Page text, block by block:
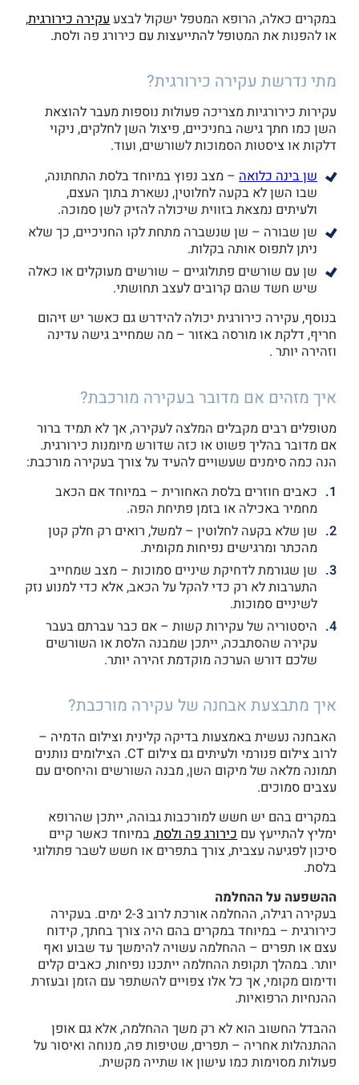
במקרים כאלה, הרופא המטפל ישקול לבצעעקירה כירורגית,
או להפנות את המטופל להתייעצות עם כירורג פה ולסת.
מתי נדרשת עקירה כירורגית?
עקירות כירורגיות מצריכה פעולות נוספות מעבר להוצאת
השן כמו חתך גישה בחניכיים, פיצול השן לחלקים, ניקוי
דלקות או ציסטות הסמוכות לשורשים, ועוד.
שן בינה כלואה – מצב נפוץ במיוחד בלסת התחתונה,
שבו השן לא בקעה לחלוטין, נשארת בתוך העצם,
ולעיתים נמצאת בזווית שיכולה להזיק לשן סמוכה.
שן שבורה – שן שנשברה מתחת לקו החניכיים, כך שלא
ניתן לתפוס אותה בקלות.
שן עם שורשים פתולוגיים – שורשים מעוקלים או כאלה
שיש חשד שהם קרובים לעצב תחושתי.
בנוסף, עקירה כירורגית יכולה להידרש גם כאשר יש זיהום
חריף, דלקת או מורסה באזור – מה שמחייב גישה עדינה
וזהירה יותר .
איך מזהים אם מדובר בעקירה מורכבת?
מטופלים רבים מקבלים המלצה לעקירה, אך לא תמיד ברור
אם מדובר בהליך פשוט או כזה שדורש מיומנות כירורגית.
הנה כמה סימנים שעשויים להעיד על צורך בעקירה מורכבת:
כאבים חוזרים בלסת האחורית – במיוחד אם הכאב
מחמיר באכילה או בזמן פתיחת הפה.
שן שלא בקעה לחלוטין – למשל, רואים רק חלק קטן
מהכתר ומרגישים נפיחות מקומית.
שן שגורמת לדחיקת שיניים סמוכות – מצב שמחייב
התערבות לא רק כדי להקל על הכאב, אלא כדי למנוע נזק
לשיניים סמוכות.
היסטוריה של עקירות קשות – אם כבר עברתם בעבר
עקירה שהסתבכה, ייתכן שמבנה הלסת או השורשים
שלכם דורש הערכה מוקדמת זהירה יותר.
איך מתבצעת אבחנה של עקירה מורכבת?
האבחנה נעשית באמצעות בדיקה קלינית וצילום הדמיה –
לרוב צילום פנורמי ולעיתים גם צילום CT. הצילומים נותנים
תמונה מלאה של מיקום השן, מבנה השורשים והיחסים עם
עצבים סמוכים.
במקרים בהם יש חשש למורכבות גבוהה, ייתכן שהרופא
ימליץ להתייעץ עםכירורג פה ולסת, במיוחד כאשר קיים
סיכון לפגיעה עצבית, צורך בתפרים או חשש לשבר פתולוגי
בלסת.
ההשפעה על ההחלמה
בעקירה רגילה, ההחלמה אורכת לרוב 2-3 ימים. בעקירה
כירורגית – במיוחד במקרים בהם היה צורך בחתך, קידוח
עצם או תפרים – ההחלמה עשויה להימשך עד שבוע ואף
יותר. במהלך תקופת ההחלמה ייתכנו נפיחות, כאבים קלים
ודימום מקומי, אך כל אלו צפויים להשתפר עם הזמן ובעזרת
ההנחיות הרפואיות.
ההבדל החשוב הוא לא רק משך ההחלמה, אלא גם אופן
ההתנהלות אחריה – תפרים, שטיפות פה, מנוחה ואיסור על
פעולות מסוימות כמו עישון או שתייה מקשית.